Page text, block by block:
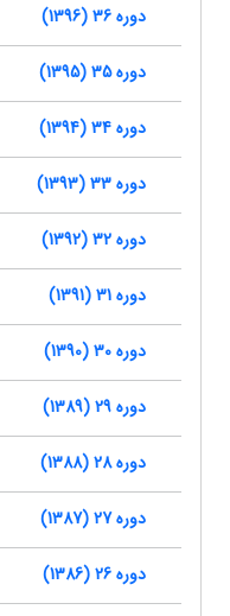
دوره 36 (1396)
دوره 35 (1395)
دوره 34 (1394)
دوره 33 (1393)
دوره 32 (1392)
دوره 31 (1391)
دوره 30 (1390)
دوره 29 (1389)
دوره 28 (1388)
دوره 27 (1387)
دوره 26 (1386)